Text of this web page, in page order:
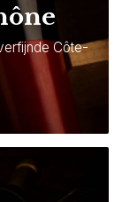
Côte-